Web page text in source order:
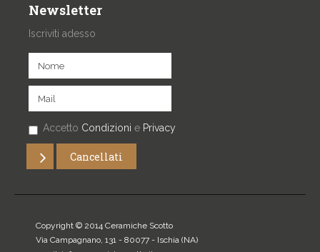
Newsletter
Iscriviti adesso
Accetto Condizioni e Privacy
Copyright © 2014 Ceramiche Scotto
Via Campagnano, 131 - 80077 - Ischia (NA)